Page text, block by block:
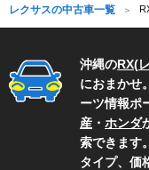
レクサスの中古車一覧
沖縄のRX(
におまかせ
ーツ情報ポ
産 ・ ホンダ
索できます
タイプ、価